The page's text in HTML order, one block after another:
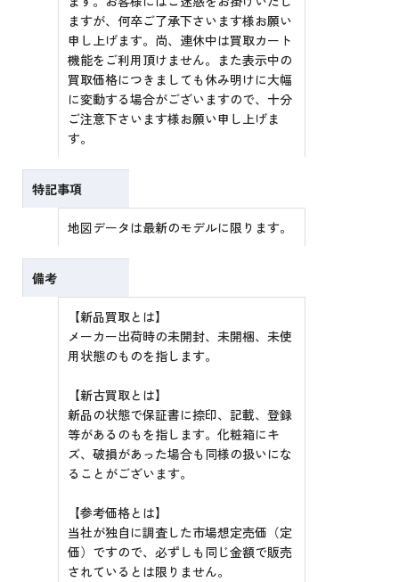
ますが、何卒ご了承下さいます様お願い
申し上げます。尚、連休中は買取カート
機能をご利用頂けません。また表示中の
買取価格につきましても休み明けに大幅
に変動する場合がございますので、十分
ご注意下さいます様お願い申し上げま
す。
特記事項
地図データは最新のモデルに限ります。
備考
【新品買取とは】
メーカー出荷時の未開封、未開梱、未使
用状態のものを指します。
【新古買取とは】
新品の状態で保証書に捺印、記載、登録
等があるのもを指します。化粧箱にキ
ズ、破損があった場合も同様の扱いにな
ることがございます。
【参考価格とは】
当社が独自に調査した市場想定売価（定
価）ですので、必ずしも同じ金額で販売
されているとは限りません。